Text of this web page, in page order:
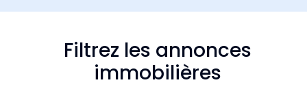
Filtrez les annonces
immobilières